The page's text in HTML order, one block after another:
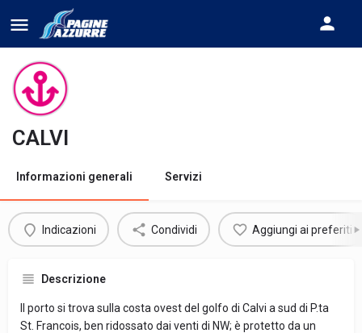
CALVI
Informazioni generali Servizi
Indicazioni Condividi Aggiungi ai preferiti
Descrizione
Il porto si trova sulla costa ovest del golfo di Calvi a sud di P.ta
St. Francois, ben ridossato dai venti di NW; è protetto da un